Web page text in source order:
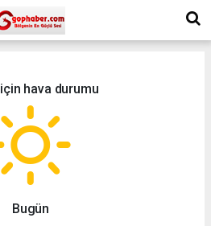
için hava durumu
Bugün